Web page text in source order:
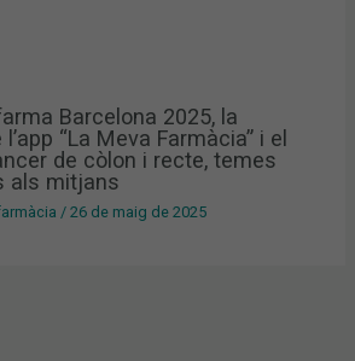
Barcelona 2025, la
“La Meva Farmàcia” i el
de còlon i recte, temes
als mitjans
/26 de maig de 2025